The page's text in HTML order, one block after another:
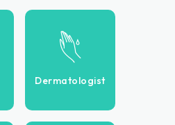
Dermatologist